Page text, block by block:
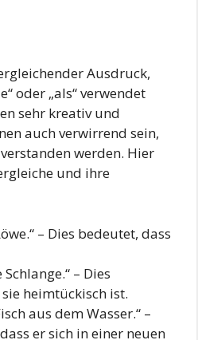
Ausdruck,
oder „als“ verwendet
sehr kreativ und
auch verwirrend sein,
werden. Hier
und ihre
– Dies bedeutet, dass
– Dies
heimtückisch ist.
aus dem Wasser.“ –
er sich in einer neuen